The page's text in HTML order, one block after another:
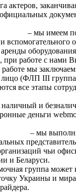
актеров,
– мы имеем
вспомогательного
при работе с нами
работе мы
лицо (ФЛП III
все этапы
наличный и
деньги
– мы
чьи
и Беларуси.
группа может
Украины и